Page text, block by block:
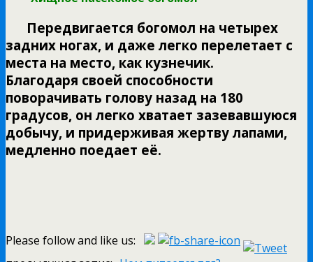
Передвигается богомол на четырех
задних ногах, и даже легко перелетает с
места на место, как кузнечик.
Благодаря своей способности
поворачивать голову назад на 180
градусов, он легко хватает зазевавшуюся
добычу, и придерживая жертву лапами,
медленно поедает её.
Please follow and like us: